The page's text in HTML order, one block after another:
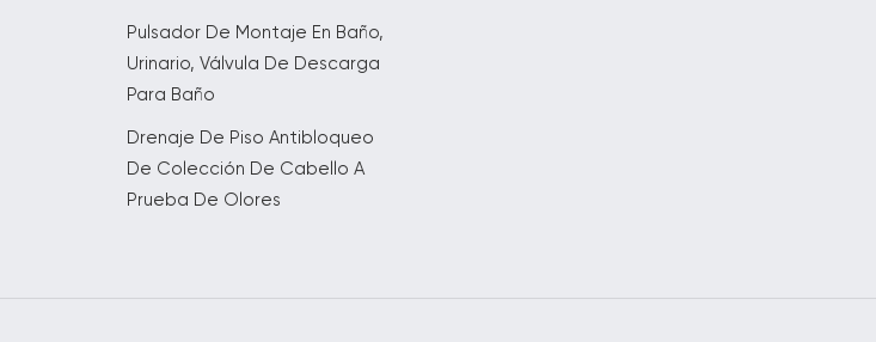
Pulsador De Montaje En Baño,
Urinario, Válvula De Descarga
Para Baño
Drenaje De Piso Antibloqueo
De Colección De Cabello A
Prueba De Olores